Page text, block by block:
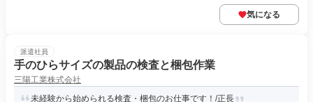
気になる
派遣社員
手のひらサイズの製品の検査と梱包作業
三陽工業株式会社
未経験から始められる検査・梱包のお仕事です！/正長